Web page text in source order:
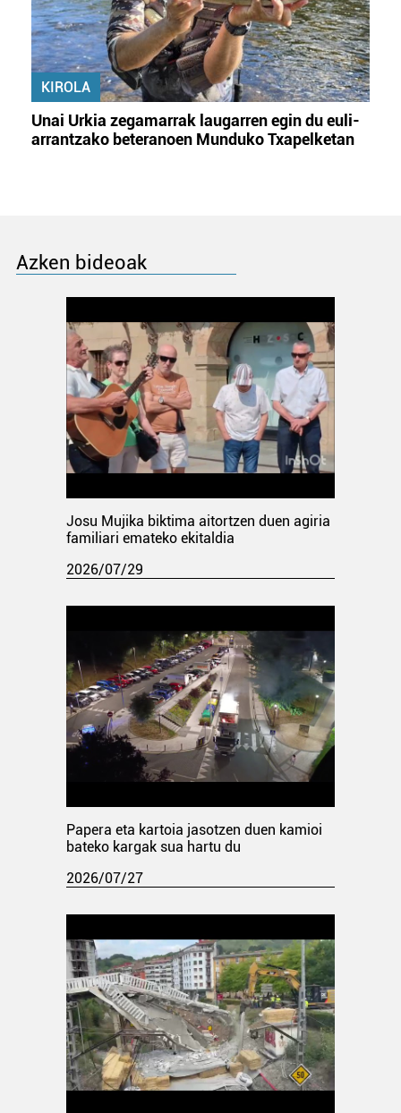
KIROLA
Unai Urkia zegamarrak laugarren egin du euli-
arrantzako beteranoen Munduko Txapelketan
Azken bideoak
Josu Mujika biktima aitortzen duen agiria
familiari emateko ekitaldia
2026/07/29
Papera eta kartoia jasotzen duen kamioi
bateko kargak sua hartu du
2026/07/27